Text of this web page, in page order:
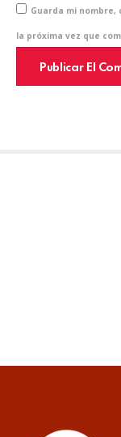
Guarda mi
la próxima vez que